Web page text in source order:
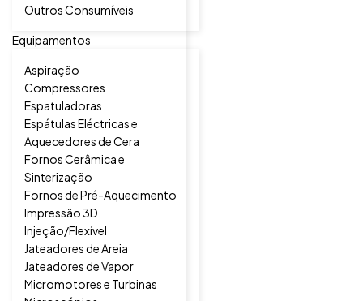
Outros Consumíveis
Equipamentos
Aspiração
Compressores
Espatuladoras
Espátulas Eléctricas e
Aquecedores de Cera
Fornos Cerâmica e
Sinterização
Fornos de Pré-Aquecimento
Impressão 3D
Injeção/Flexível
Jateadores de Areia
Jateadores de Vapor
Micromotores e Turbinas